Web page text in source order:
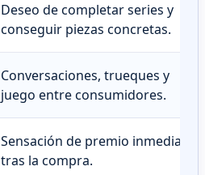
Deseo de completar series y
conseguir piezas concretas.
Conversaciones, trueques y
juego entre consumidores.
Sensación de premio inmediato
tras la compra.